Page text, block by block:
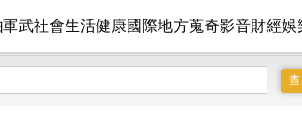
軍武社會生活健康國際地方蒐奇影音財經娛